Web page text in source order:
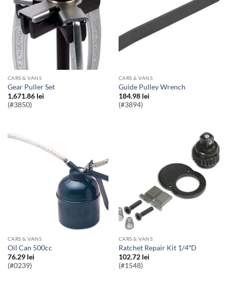
CARS & VANS
Gear Puller Set
1,671.86 lei
(#3850)
CARS & VANS
Guide Pulley Wrench
184.98 lei
(#3894)
CARS & VANS
Oil Can 500cc
76.29 lei
(#0239)
CARS & VANS
Ratchet Repair Kit 1/4″D
102.72 lei
(#1548)